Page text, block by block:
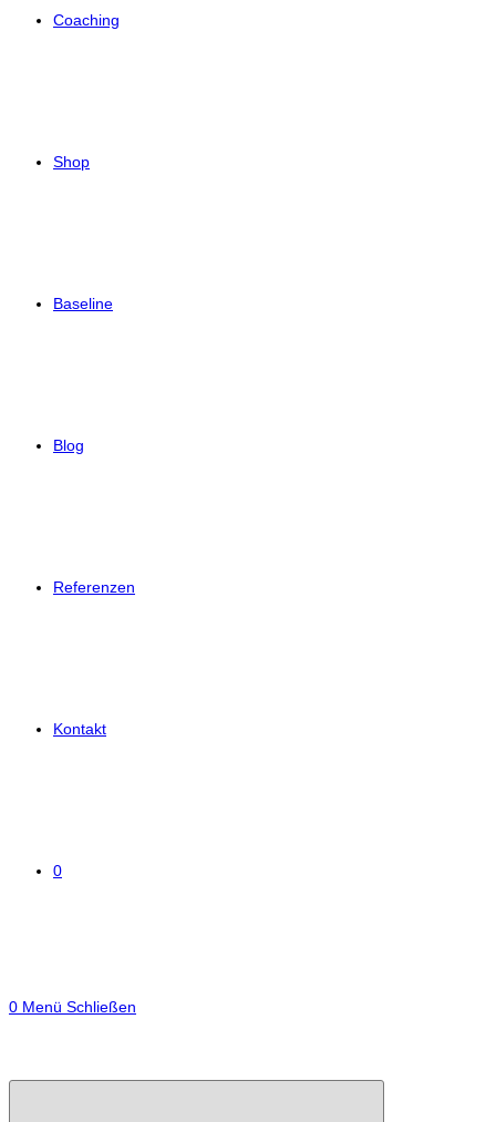
Coaching
Shop
Baseline
Blog
Referenzen
Kontakt
0
0 Menü Schließen